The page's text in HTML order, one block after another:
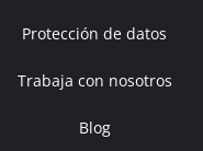
Protección de datos
Trabaja con nosotros
Blog